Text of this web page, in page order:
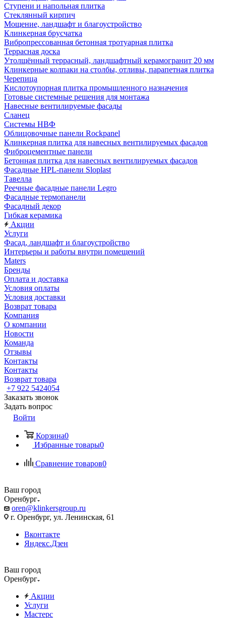
Ступени и напольная плитка
Cтеклянный кирпич
Мощение, ландшафт и благоустройство
Клинкерная брусчатка
Вибропрессованная бетонная тротуарная плитка
Террасная доска
Утолщённый террасный, ландшафтный керамогранит 20 мм
Клинкерные колпаки на столбы, отливы, парапетная плитка
Черепица
Кислотоупорная плитка промышленного назначения
Готовые системные решения для монтажа
Навесные вентилируемые фасады
Сланец
Системы НВФ
Облицовочные панели Rockpanel
Клинкерная плитка для навесных вентилируемых фасадов
Фиброцементные панели
Бетонная плитка для навесных вентилируемых фасадов
Фасадные HPL-панели Sloplast
Тавелла
Реечные фасадные панели Legro
Фасадные термопанели
Фасадный декор
Гибкая керамика
Акции
Услуги
Фасад, ландшафт и благоустройство
Интерьеры и работы внутри помещений
Maters
Бренды
Оплата и доставка
Условия оплаты
Условия доставки
Возврат товара
Компания
О компании
Новости
Команда
Отзывы
Контакты
Контакты
Возврат товара
+7 922 5424054
Заказать звонок
Задать вопрос
Войти
Корзина0
Избранные товары0
Сравнение товаров0
Ваш город
Оренбург
oren@klinkersgroup.ru
г. Оренбург, ул. Ленинская, 61
Вконтакте
Яндекс.Дзен
Ваш город
Оренбург
Акции
Услуги
Мастерс